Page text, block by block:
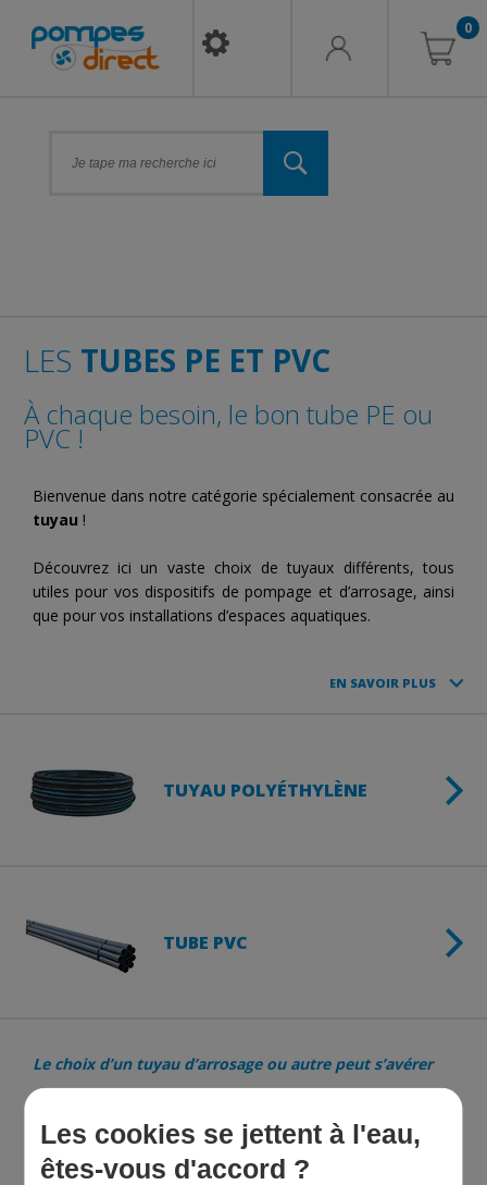
0
LES TUBES PE ET PVC
À chaque besoin, le bon tube PE ou
PVC !
Bienvenue dans notre catégorie spécialement consacrée au
tuyau !
Découvrez ici un vaste choix de tuyaux différents, tous
utiles pour vos dispositifs de pompage et d’arrosage, ainsi
que pour vos installations d’espaces aquatiques.
EN SAVOIR PLUS
Le choix d’un tuyau d’arrosage ou autre peut s’avérer
très compliqué !
En effet, il existe différents types de tuyaux, spécialement
fabriqués pour un certain type d’utilisation. Ainsi, afin de
TUYAU POLYÉTHYLÈNE
TUBE PVC
Les cookies se jettent à l'eau,
êtes-vous d'accord ?